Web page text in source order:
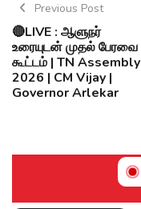
Previous Post
🔴LIVE : ஆளுநர்
உரையுடன் முதல் பேரவை
கூட்டம் | TN Assembly
2026 | CM Vijay |
Governor Arlekar